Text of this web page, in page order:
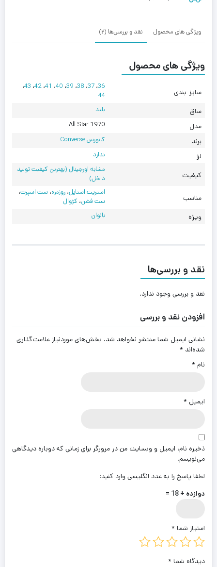
ویژگی های محصول نقد و بررسی‌ها (2)
ویژگی های محصول
سایز-بندی
36،37، 38، 39، 40، 41،42، 43،
44
ساق بلند
مدل All Star 1970
برند کانورس Converse
لژ ندارد
کیفیت
مشابه اورجینال (بهترین کیفیت تولید
داخل)
مناسب
استریت استایل،روزمره،ست اسپرت،
ست فشن، کژوال
ویژه بانوان
نقد و بررسی‌ها
نقد و بررسی وجود ندارد.
افزودن نقد و بررسی
نشانی ایمیل شما منتشر نخواهد شد. بخش‌های موردنیاز علامت‌گذاری
شده‌اند *
نام *
ایمیل *
ذخیره نام، ایمیل و وبسایت من در مرورگر برای زمانی که دوباره دیدگاهی
می‌نویسم.
لطفا پاسخ را به عدد انگلیسی وارد کنید:
دوازده + 18 =
امتیاز شما *
دیدگاه شما *